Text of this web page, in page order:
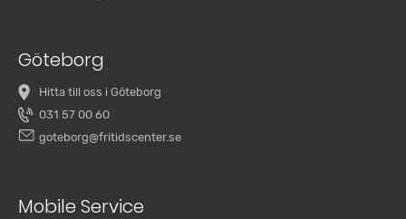
Göteborg
Hitta till oss i Göteborg
031 57 00 60
goteborg@fritidscenter.se
Mobile Service